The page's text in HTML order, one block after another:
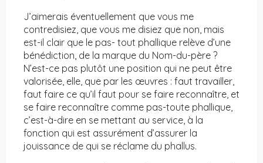
J’aimerais éventuellement que vous me
contredisiez, que vous me disiez que non, mais
est-il clair que le pas- tout phallique relève d’une
bénédiction, de la marque du Nom-du-père ?
N’est-ce pas plutôt une position qui ne peut être
valorisée, elle, que par les œuvres : faut travailler,
faut faire ce qu’il faut pour se faire reconnaître, et
se faire reconnaître comme pas-toute phallique,
c’est-à-dire en se mettant au service, à la
fonction qui est assurément d’assurer la
jouissance de qui se réclame du phallus.